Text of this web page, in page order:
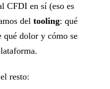
CFDI en sí (eso es
del tooling: qué
qué dolor y cómo se
resto: